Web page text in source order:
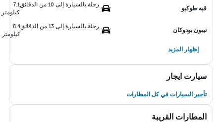
قبه طوكيو
رحلة بالسيارة إلى 10 من الدقائق
7.1
كيلومتر
نيبون بودوكان
رحلة بالسيارة إلى 13 من الدقائق
8.4
كيلومتر
إظهار المزيد
سيارت ايجار
تأجير السيارات في كل المطارات
المطارات القريبة